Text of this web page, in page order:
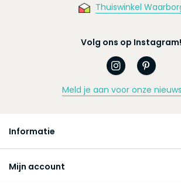
Thuiswinkel
Volg ons op Instagram!
Meld je aan voor onze
Informatie
Mijn account